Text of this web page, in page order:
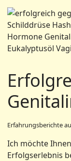
Erfahrungsberichte
Ich möchte
Erfolgserlebnis